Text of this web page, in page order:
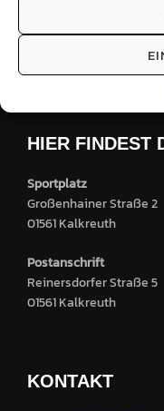
HIER FINDEST
Sportplatz
Großenhainer Straße 2
01561 Kalkreuth
Postanschrift
Reinersdorfer Straße 5
01561 Kalkreuth
KONTAKT